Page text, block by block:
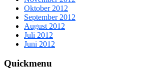
Oktober 2012
September 2012
August 2012
Juli 2012
Juni 2012
Quickmenu